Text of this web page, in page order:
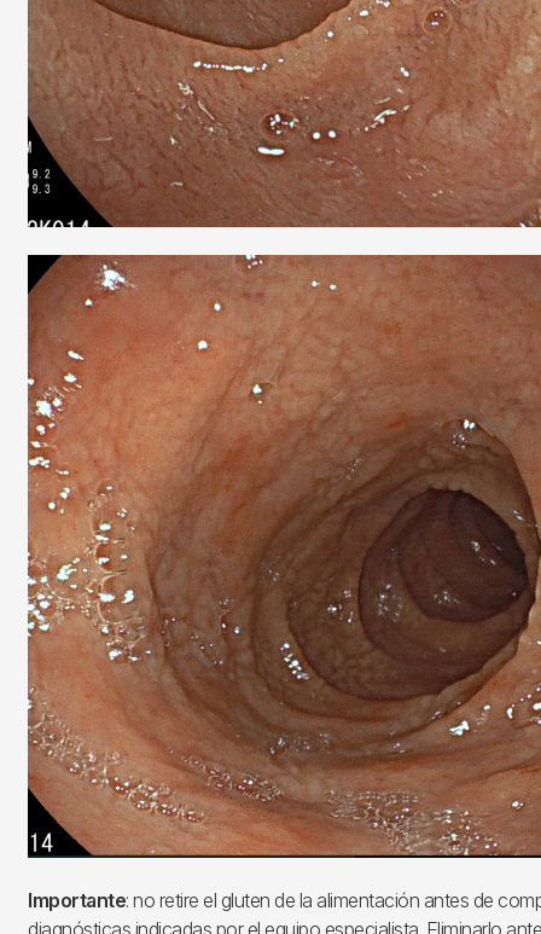
Importante: no retire el gluten de la alimentación antes de
diagnósticas indicadas por el equipo especialista. Eliminarlo